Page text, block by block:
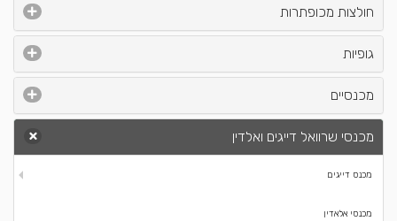
חולצות מכופתרות
גופיות
מכנסיים
מכנסי שרוואל דייגים ואלדין
מכנס דייגים
מכנסי אלאדין